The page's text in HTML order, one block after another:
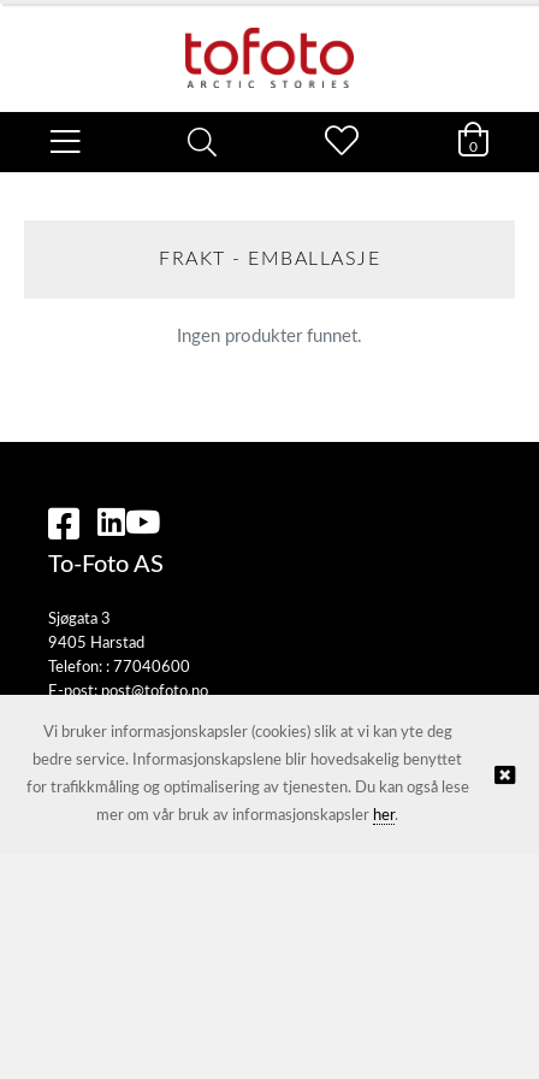
0
FRAKT - EMBALLASJE
Ingen produkter funnet.
To-Foto AS
Sjøgata 3
9405 Harstad
Telefon: : 77040600
E-post:post@tofoto.no
© To-Foto AS |Nettbutikk levert av Kréatif
Vi bruker informasjonskapsler (cookies) slik at vi kan yte deg
bedre service. Informasjonskapslene blir hovedsakelig benyttet
for trafikkmåling og optimalisering av tjenesten. Du kan også lese
mer om vår bruk av informasjonskapsler her.